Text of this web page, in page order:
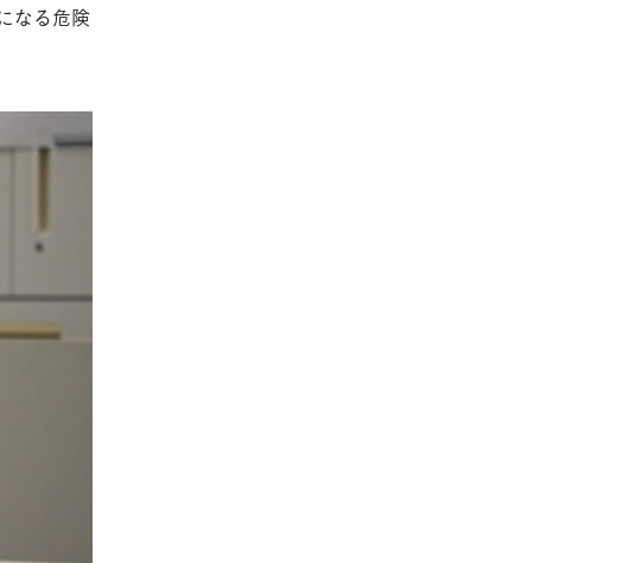
なる危険